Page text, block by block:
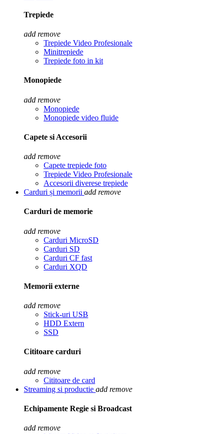
Trepiede
add remove
Trepiede Video Profesionale
Minitrepiede
Trepiede foto in kit
Monopiede
add remove
Monopiede
Monopiede video fluide
Capete si Accesorii
add remove
Capete trepiede foto
Trepiede Video Profesionale
Accesorii diverese trepiede
Carduri și memorii add remove
Carduri de memorie
add remove
Carduri MicroSD
Carduri SD
Carduri CF fast
Carduri XQD
Memorii externe
add remove
Stick-uri USB
HDD Extern
SSD
Cititoare carduri
add remove
Cititoare de card
Streaming si productie add remove
Echipamente Regie si Broadcast
add remove